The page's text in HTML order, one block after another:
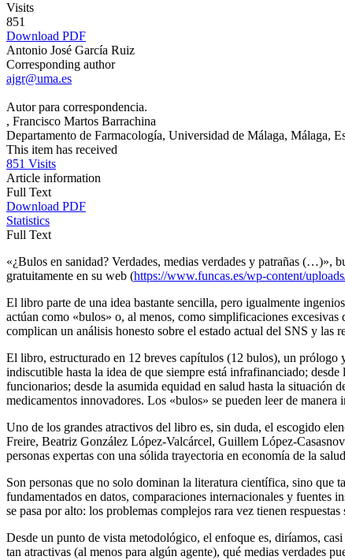
Visits
851
Download PDF
Antonio José García Ruiz
Corresponding author
ajgr@uma.es
Autor para correspondencia.
, Francisco Martos Barrachina
Departamento de Farmacología, Universidad de Málaga, Málaga,
This item has received
851 Visits
Article information
Full Text
Download PDF
Statistics
Full Text
«¿Bulos en sanidad? Verdades, medias verdades y patrañas
gratuitamente en su web (https://www.funcas.es/wp-content/
El libro parte de una idea bastante sencilla, pero igualmente
actúan como «bulos» o, al menos, como simplificaciones
complican un análisis honesto sobre el estado actual del SNS y las
El libro, estructurado en 12 breves capítulos (12 bulos), un prólogo
indiscutible hasta la idea de que siempre está infrafinanciado;
funcionarios; desde la asumida equidad en salud hasta la situación
medicamentos innovadores. Los «bulos» se pueden leer de
Uno de los grandes atractivos del libro es, sin duda, el escogido
Freire, Beatriz González López-Valcárcel, Guillem López-
personas expertas con una sólida trayectoria en economía de la
Son personas que no solo dominan la literatura científica, sino que
fundamentados en datos, comparaciones internacionales y
se pasa por alto: los problemas complejos rara vez tienen respuestas
Desde un punto de vista metodológico, el enfoque es, diríamos,
tan atractivas (al menos para algún agente), qué medias verdades